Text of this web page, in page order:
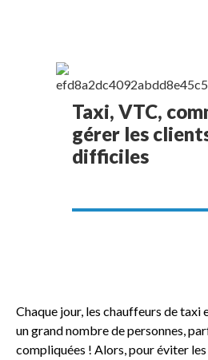
Taxi, VTC,
gérer les
difficiles
Chaque jour, les chauffeurs de
un grand nombre de personnes,
compliquées ! Alors, pour éviter